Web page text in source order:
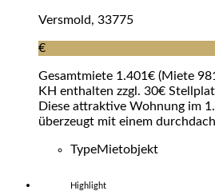
Versmold, 33775
€
Gesamtmiete 1.401€ (Miete
KH enthalten zzgl. 30€
Diese attraktive Wohnung im
überzeugt mit einem
TypeMietobjekt
Highlight